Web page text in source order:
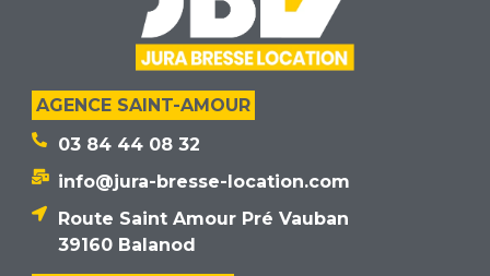
AGENCE SAINT-AMOUR
03 84 44 08 32
info@jura-bresse-location.com
Route Saint Amour Pré Vauban
39160 Balanod